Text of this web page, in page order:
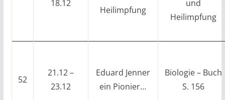
18.12
Heilimpfung
und
Heilimpfung
52
21.12 –
23.12
Eduard Jenner
ein Pionier…
Biologie – Buch
S. 156